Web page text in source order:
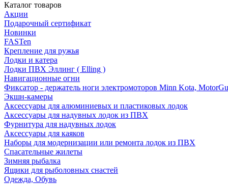
Каталог товаров
Акции
Подарочный сертификат
Новинки
FASTen
Крепление для ружья
Лодки и катера
Лодки ПВХ Эллинг ( Elling )
Навигационные огни
Фиксатор - держатель ноги электромоторов Minn Kota,
Экшн-камеры
Аксессуары для алюминиевых и пластиковых лодок
Аксессуары для надувных лодок из ПВХ
Фурнитура для надувных лодок
Аксессуары для каяков
Наборы для модернизации или ремонта лодок из ПВХ
Спасательные жилеты
Зимняя рыбалка
Ящики для рыболовных снастей
Одежда, Обувь